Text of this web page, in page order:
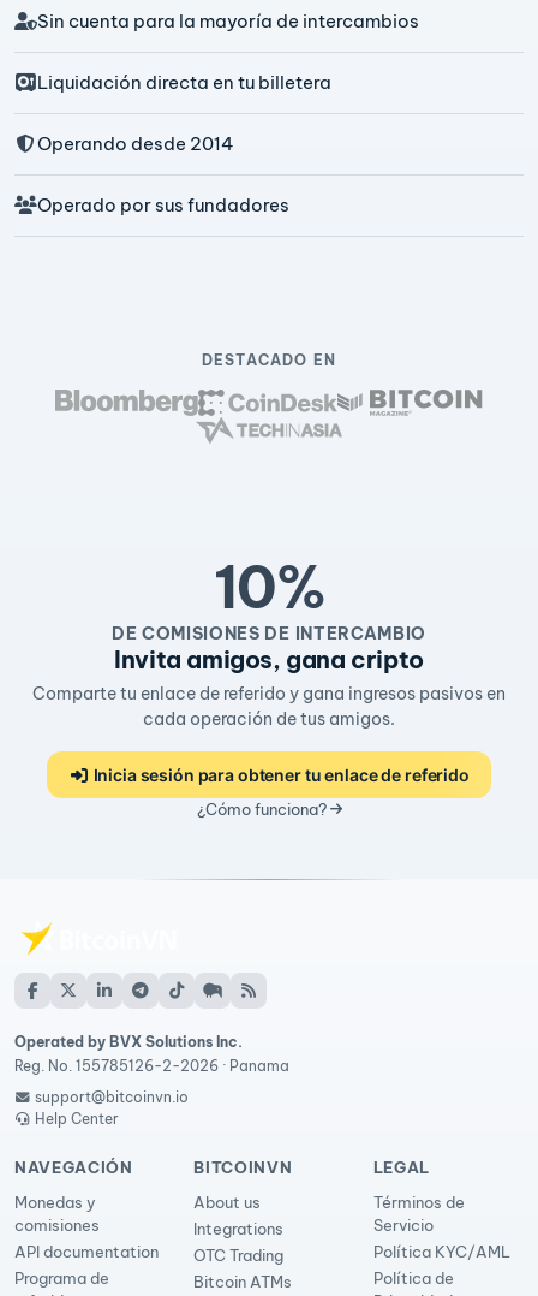
Sin cuenta para la mayoría de intercambios
Liquidación directa en tu billetera
Operando desde 2014
Operado por sus fundadores
DESTACADO EN
10%
DE COMISIONES DE INTERCAMBIO
Invita amigos, gana cripto
Comparte tu enlace de referido y gana ingresos pasivos en
cada operación de tus amigos.
Inicia sesión para obtener tu enlace de referido
¿Cómo funciona?
Operated by BVX Solutions Inc.
Reg. No. 155785126-2-2026 · Panama
support@bitcoinvn.io
Help Center
NAVEGACIÓN
Monedas y
comisiones
API documentation
Programa de
BITCOINVN
About us
Integrations
OTC Trading
Bitcoin ATMs
LEGAL
Términos de
Servicio
Política KYC/AML
Política de